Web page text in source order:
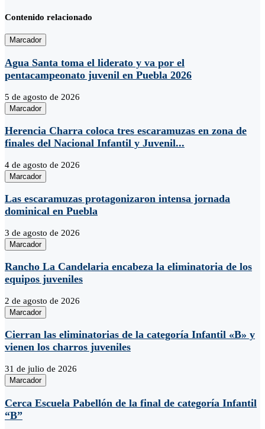
Contenido relacionado
Marcador
Agua Santa toma el liderato y va por el
pentacampeonato juvenil en Puebla 2026
5 de agosto de 2026
Marcador
Herencia Charra coloca tres escaramuzas en zona de
finales del Nacional Infantil y Juvenil...
4 de agosto de 2026
Marcador
Las escaramuzas protagonizaron intensa jornada
dominical en Puebla
3 de agosto de 2026
Marcador
Rancho La Candelaria encabeza la eliminatoria de los
equipos juveniles
2 de agosto de 2026
Marcador
Cierran las eliminatorias de la categoría Infantil «B» y
vienen los charros juveniles
31 de julio de 2026
Marcador
Cerca Escuela Pabellón de la final de categoría Infantil
“B”